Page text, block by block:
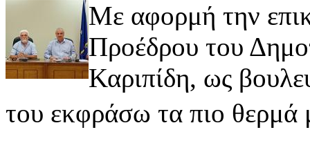
Με αφορμή την
Προέδρου του
Καριπίδη, ως
του εκφράσω τα πιο